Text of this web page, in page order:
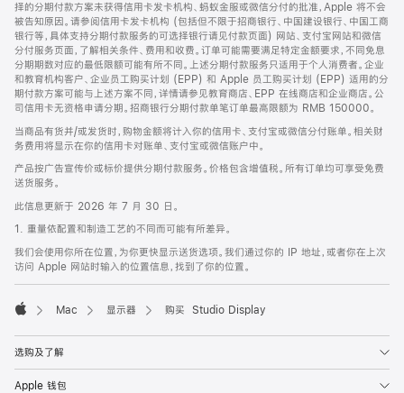
择的分期付款方案未获得信用卡发卡机构、蚂蚁金服或微信分付的批准，Apple 将不会
被告知原因。请参阅信用卡发卡机构 (包括但不限于招商银行、中国建设银行、中国工商
银行等，具体支持分期付款服务的可选择银行请见付款页面) 网站、支付宝网站和微信
分付服务页面，了解相关条件、费用和收费。订单可能需要满足特定金额要求，不同免息
分期期数对应的最低限额可能有所不同。上述分期付款服务只适用于个人消费者。企业
和教育机构客户、企业员工购买计划 (EPP) 和 Apple 员工购买计划 (EPP) 适用的分
期付款方案可能与上述方案不同，详情请参见教育商店、EPP 在线商店和企业商店。公
司信用卡无资格申请分期。招商银行分期付款单笔订单最高限额为 RMB 150000。
当商品有货并/或发货时，购物金额将计入你的信用卡、支付宝或微信分付账单。相关财
务费用将显示在你的信用卡对账单、支付宝或微信账户中。
产品按广告宣传价或标价提供分期付款服务。价格包含增值税。所有订单均可享受免费
送货服务。
此信息更新于 2026 年 7 月 30 日。
1. 重量依配置和制造工艺的不同而可能有所差异。
我们会使用你所在位置，为你更快显示送货选项。我们通过你的 IP 地址，或者你在上次
访问 Apple 网站时输入的位置信息，找到了你的位置。
Mac 显示器 购买 Studio Display
选购及了解
Apple 钱包